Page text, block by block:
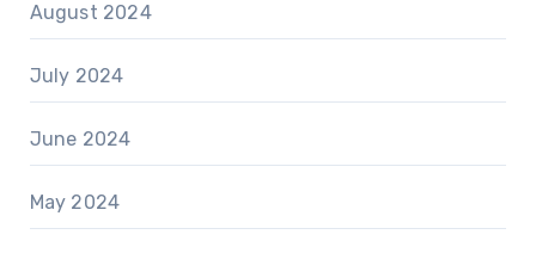
August 2024
July 2024
June 2024
May 2024